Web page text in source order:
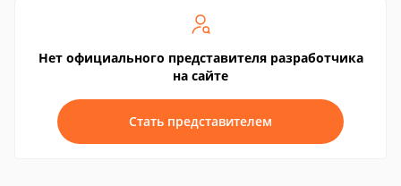
Нет официального представителя разработчика
на сайте
Стать представителем